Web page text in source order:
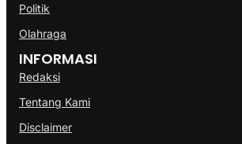
Politik
Olahraga
INFORMASI
Redaksi
Tentang Kami
Disclaimer